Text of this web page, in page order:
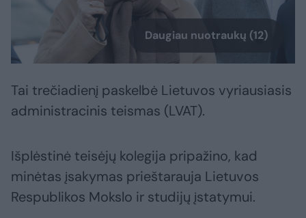
Daugiau nuotraukų (12)
Tai trečiadienį paskelbė Lietuvos vyriausiasis
administracinis teismas (LVAT).
Išplėstinė teisėjų kolegija pripažino, kad
minėtas įsakymas prieštarauja Lietuvos
Respublikos Mokslo ir studijų įstatymui.